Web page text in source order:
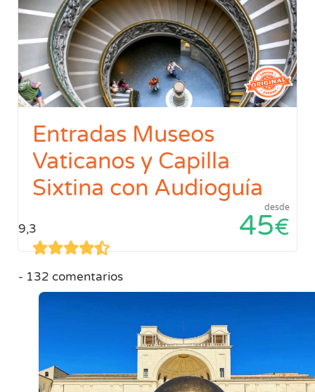
Entradas Museos
Vaticanos y Capilla
Sixtina con Audioguía
9,3
132 comentarios
desde
45€